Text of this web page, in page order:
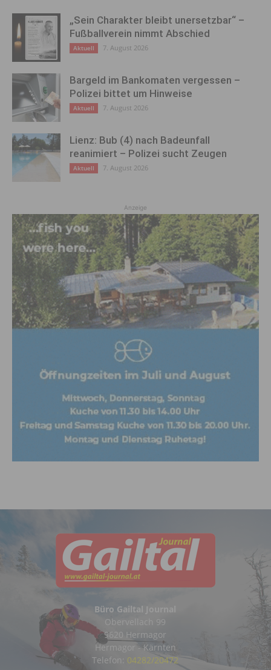
„Sein Charakter bleibt unersetzbar“ –
Fußballverein nimmt Abschied
Aktuell 7. August 2026
Bargeld im Bankomaten vergessen –
Polizei bittet um Hinweise
Aktuell 7. August 2026
Lienz: Bub (4) nach Badeunfall
reanimiert – Polizei sucht Zeugen
Aktuell 7. August 2026
Anzeige
Büro Gailtal Journal
Obervellach 99
9620 Hermagor
Hermagor - Kärnten
Telefon: 04282/20472